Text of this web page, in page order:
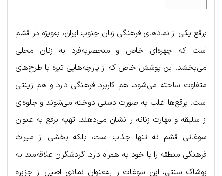
برقع یکی از نمادهای فرهنگی زنان جنوب ایران، به‌ویژه در قشم
است که چهره‌ای خاص و منحصر‌به‌فرد به زنان محلی
می‌بخشد. این پوشش خاص که از پارچه‌هایی تیره با طرح‌های
متفاوت ساخته می‌شود، هم کاربرد فرهنگی دارد و هم زینتی
است. برقع‌ها اغلب به صورت دستی دوخته می‌شوند و جلوه‌ای
از سلیقه و مهارت زنانه را نشان می‌دهند. تهیه برقع به عنوان
سوغاتی قشم نه تنها جذاب است، بلکه بخشی از میراث
فرهنگی منطقه را با خود به همراه دارد. گردشگران علاقه‌مند به
پوشاک سنتی، این سوغات را به‌عنوان نمادی اصیل از جزیره